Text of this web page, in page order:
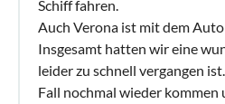
Schiff fahren.
Auch Verona ist mit dem
Insgesamt hatten wir eine
leider zu schnell vergangen
Fall nochmal wieder kommen